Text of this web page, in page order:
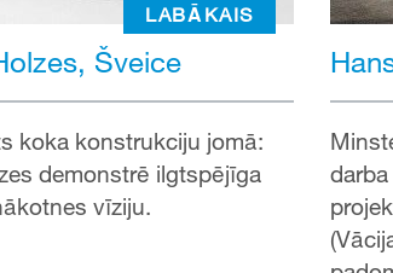
LABĀKAIS
Šveice
koka konstrukciju jomā:
demonstrē ilgtspējīga
vīziju.